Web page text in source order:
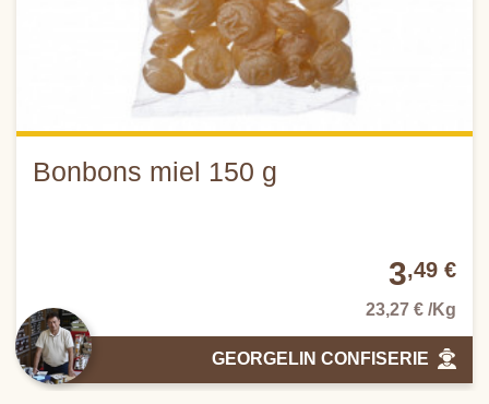
Bonbons miel 150 g
3,49 €
23,27 € /Kg
GEORGELIN CONFISERIE